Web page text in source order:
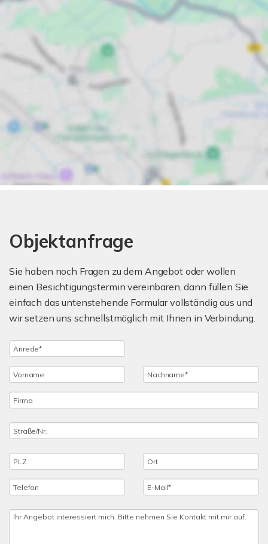
Objektanfrage
Sie haben noch Fragen zu dem Angebot oder wollen
einen Besichtigungstermin vereinbaren, dann füllen Sie
einfach das untenstehende Formular vollständig aus und
wir setzen uns schnellstmöglich mit Ihnen in Verbindung.